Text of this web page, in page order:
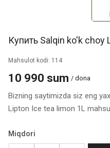
Купить Salqin ko'k choy
Mahsulot kodi: 114
10 990 sum / dona
Bizning saytimizda siz eng
Lipton Ice tea limon 1L
Miqdori